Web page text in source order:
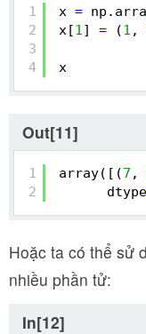
1
2
3
4
x =
x[1] = (1 ,
x
Out[11]
1
2
array([(7 ,
dtype
Hoặc ta có thể sử
nhiều phần tử:
In[12]